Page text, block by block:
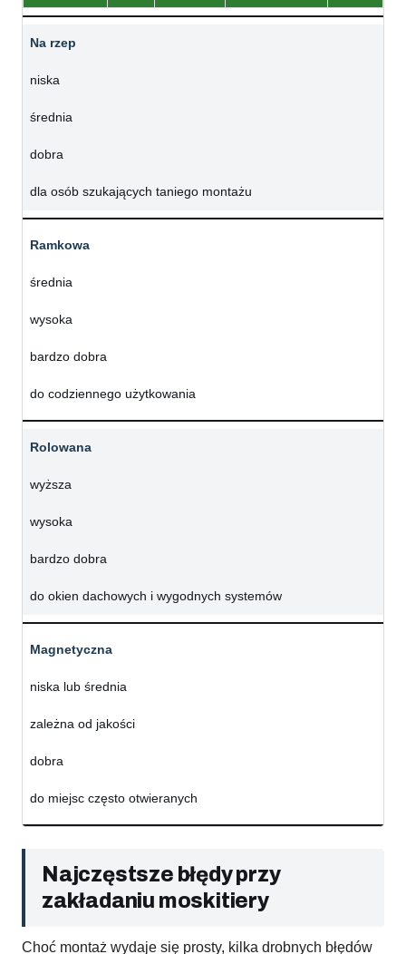
Na rzep
niska
średnia
dobra
dla osób szukających taniego montażu
Ramkowa
średnia
wysoka
bardzo dobra
do codziennego użytkowania
Rolowana
wyższa
wysoka
bardzo dobra
do okien dachowych i wygodnych systemów
Magnetyczna
niska lub średnia
zależna od jakości
dobra
do miejsc często otwieranych
Najczęstsze błędy przy
zakładaniu moskitiery
Choć montaż wydaje się prosty, kilka drobnych błędów